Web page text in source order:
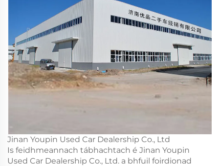
Jinan Youpin Used Car Dealership Co., Ltd
Is feidhmeannach tábhachtach é Jinan Youpin
Used Car Dealership Co., Ltd. a bhfuil foirdionad